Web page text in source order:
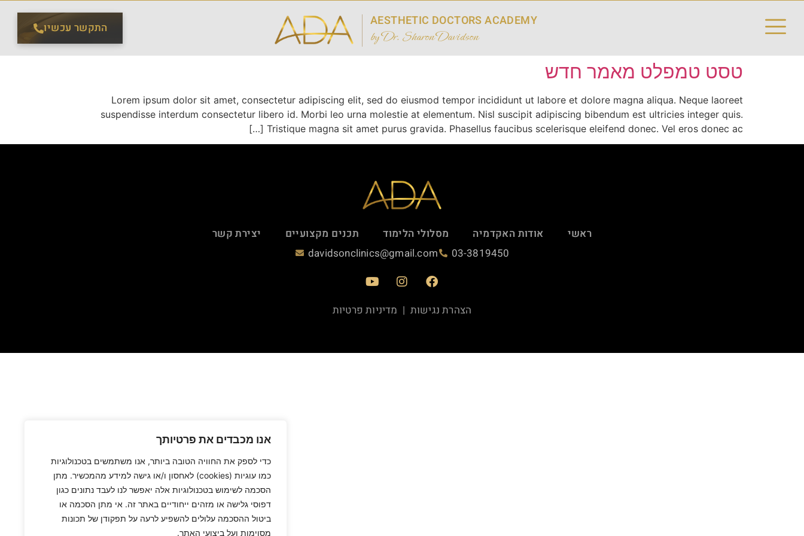
אנו מכבדים את פרטיותך
כדי לספק את החוויה הטובה ביותר, אנו משתמשים בטכנולוגיות
כמו עוגיות (cookies) לאחסון ו/או גישה למידע מהמכשיר. מתן
הסכמה לשימוש בטכנולוגיות אלה יאפשר לנו לעבד נתונים כגון
דפוסי גלישה או מזהים ייחודיים באתר זה. אי מתן הסכמה או
ביטול ההסכמה עלולים להשפיע לרעה על תפקודן של תכונות
מסוימות ועל ביצועי האתר.
AESTHETIC DOCTORS ACADEMY
by Dr. Sharon Davidson
התקשר עכשיו
טסט טמפלט מאמר חדש
Lorem ipsum dolor sit amet, consectetur adipiscing elit, sed do eiusmod tempor incididunt ut labore et dolore magna aliqua. Neque laoreet
suspendisse interdum consectetur libero id. Morbi leo urna molestie at elementum. Nisl suscipit adipiscing bibendum est ultricies integer quis.
Tristique magna sit amet purus gravida. Phasellus faucibus scelerisque eleifend donec. Vel eros donec ac […]
ראשי אודות האקדמיה מסלולי הלימוד תכנים מקצועיים
יצירת קשר
davidsonclinics@gmail.com
03-3819450
הצהרת נגישות | מדיניות פרטיות